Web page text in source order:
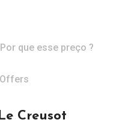
Por que esse preço ?
Creusot